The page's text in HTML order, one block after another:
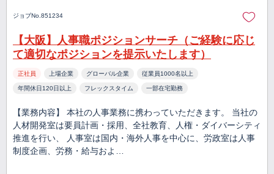
ジョブNo.851234
【大阪】人事職ポジションサーチ（ご経験に応じ
て適切なポジションを提示いたします）
正社員 上場企業 グローバル企業 従業員1000名以上
年間休日120日以上 フレックスタイム 一部在宅勤務
【業務内容】 本社の人事業務に携わっていただきます。 当社の
人材開発室は要員計画・採用、全社教育、人権・ダイバーシティ
推進を行い、 人事室は国内・海外人事を中心に、労政室は人事
制度企画、労務・給与およ…